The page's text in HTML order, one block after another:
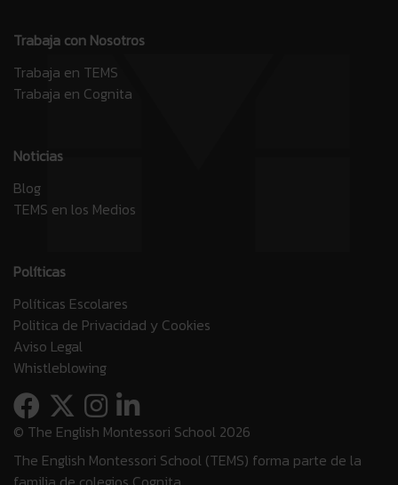
Trabaja con Nosotros
Trabaja en TEMS
Trabaja en Cognita
Noticias
Blog
TEMS en los Medios
Políticas
Políticas Escolares
Politica de Privacidad y Cookies
Aviso Legal
Whistleblowing
© The English Montessori School 2026
The English Montessori School (TEMS) forma parte de la